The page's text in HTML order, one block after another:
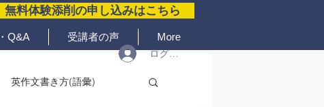
無料体験添削の申し込みはこちら
Q&A 受講者の声 More
ログイン
英作文書き方(語彙)